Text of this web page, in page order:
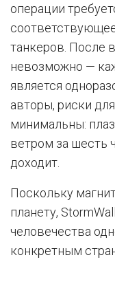
операции
танкеров. После
невозможно —
является
авторы, риски
минимальны:
ветром за шесть
доходит.
Поскольку
планету,
человечества
конкретным